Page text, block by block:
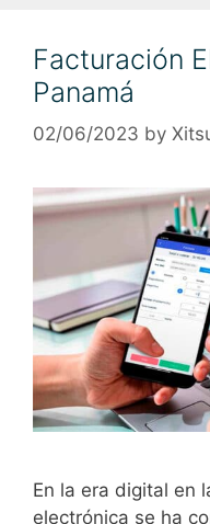
Facturación
Panamá
02/06/2023 by
En la era digital en
electrónica se ha